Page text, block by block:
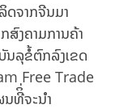
ດຈາກຈີນມາ
ງຄາມການຄ້າ
ນລຸຂໍ້ຕົກລົງເຂດ
Free Trade
ທີິ່ຈະນຳ